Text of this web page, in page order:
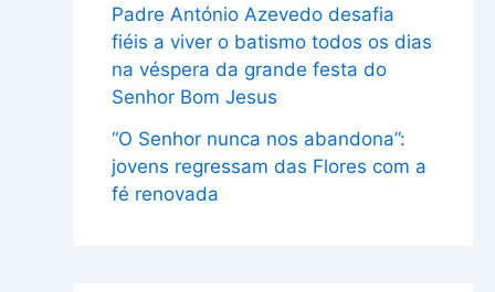
Padre António Azevedo desafia
fiéis a viver o batismo todos os dias
na véspera da grande festa do
Senhor Bom Jesus
“O Senhor nunca nos abandona”:
jovens regressam das Flores com a
fé renovada